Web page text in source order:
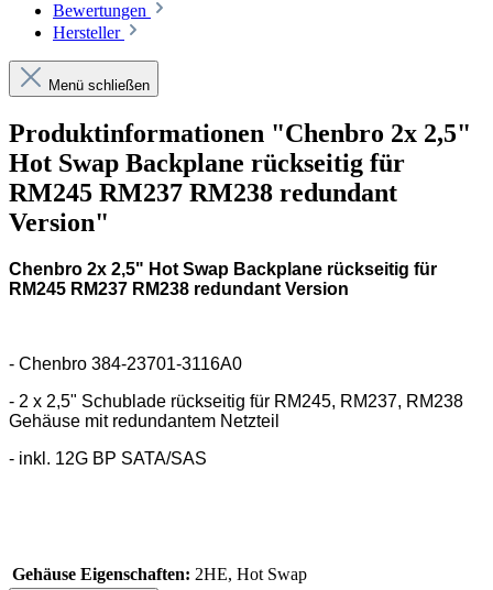
Bewertungen
Hersteller
Menü schließen
Produktinformationen "Chenbro 2x 2,5"
Hot Swap Backplane rückseitig für
RM245 RM237 RM238 redundant
Version"
Chenbro 2x 2,5" Hot Swap Backplane rückseitig für
RM245 RM237 RM238 redundant Version
- Chenbro 384-23701-3116A0
- 2 x 2,5" Schublade rückseitig für RM245, RM237, RM238
Gehäuse mit redundantem Netzteil
- inkl. 12G BP SATA/SAS
Gehäuse Eigenschaften: 2HE, Hot Swap